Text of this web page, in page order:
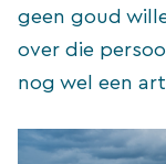
geen goud
over die
nog wel een